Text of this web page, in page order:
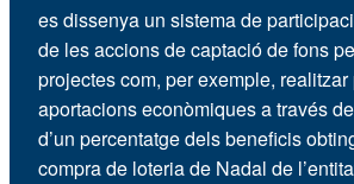
es dissenya un sistema de
de les accions de captació de fons
projectes com, per exemple, realitzar
aportacions econòmiques a través
d’un percentatge dels beneficis
compra de loteria de Nadal de